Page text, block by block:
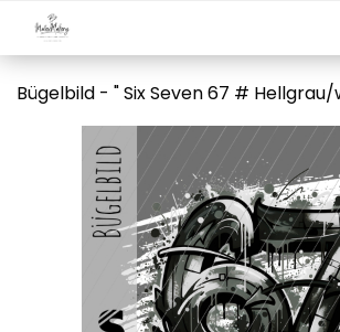
Bügelbild - " Six Seven 67 # Hellgrau/